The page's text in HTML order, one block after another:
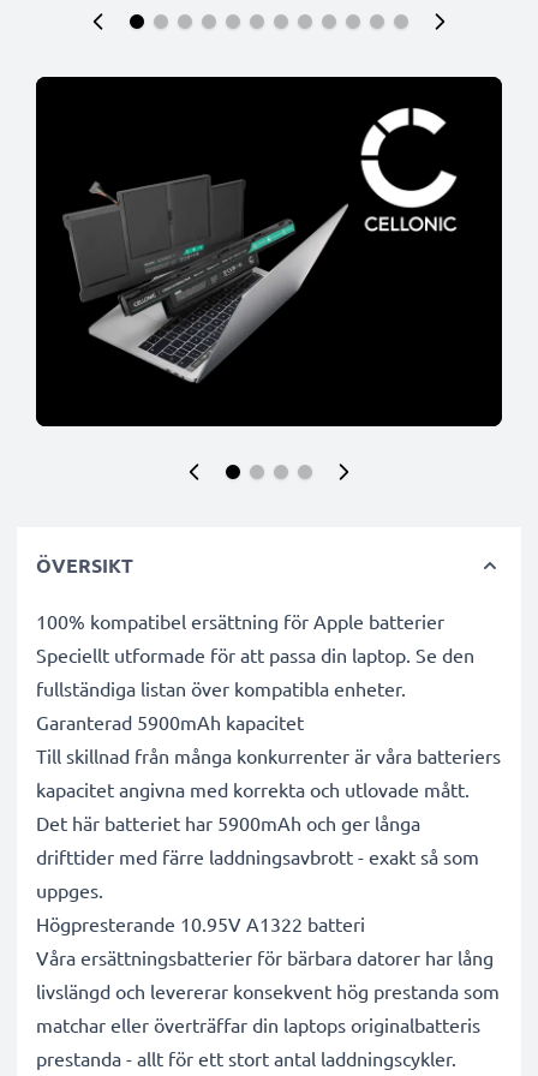
ÖVERSIKT
100% kompatibel ersättning för Apple batterier
Speciellt utformade för att passa din laptop. Se den
fullständiga listan över kompatibla enheter.
Garanterad 5900mAh kapacitet
Till skillnad från många konkurrenter är våra batteriers
kapacitet angivna med korrekta och utlovade mått.
Det här batteriet har 5900mAh och ger långa
drifttider med färre laddningsavbrott - exakt så som
uppges.
Högpresterande 10.95V A1322 batteri
Våra ersättningsbatterier för bärbara datorer har lång
livslängd och levererar konsekvent hög prestanda som
matchar eller överträffar din laptops originalbatteris
prestanda - allt för ett stort antal laddningscykler.